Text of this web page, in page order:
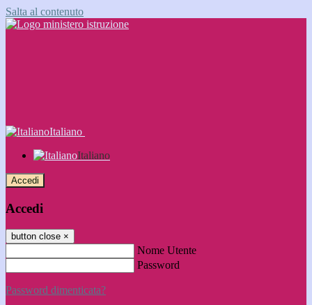
Salta al contenuto
Italiano
Italiano
Accedi
Accedi
button close ×
Nome Utente
Password
Password dimenticata?